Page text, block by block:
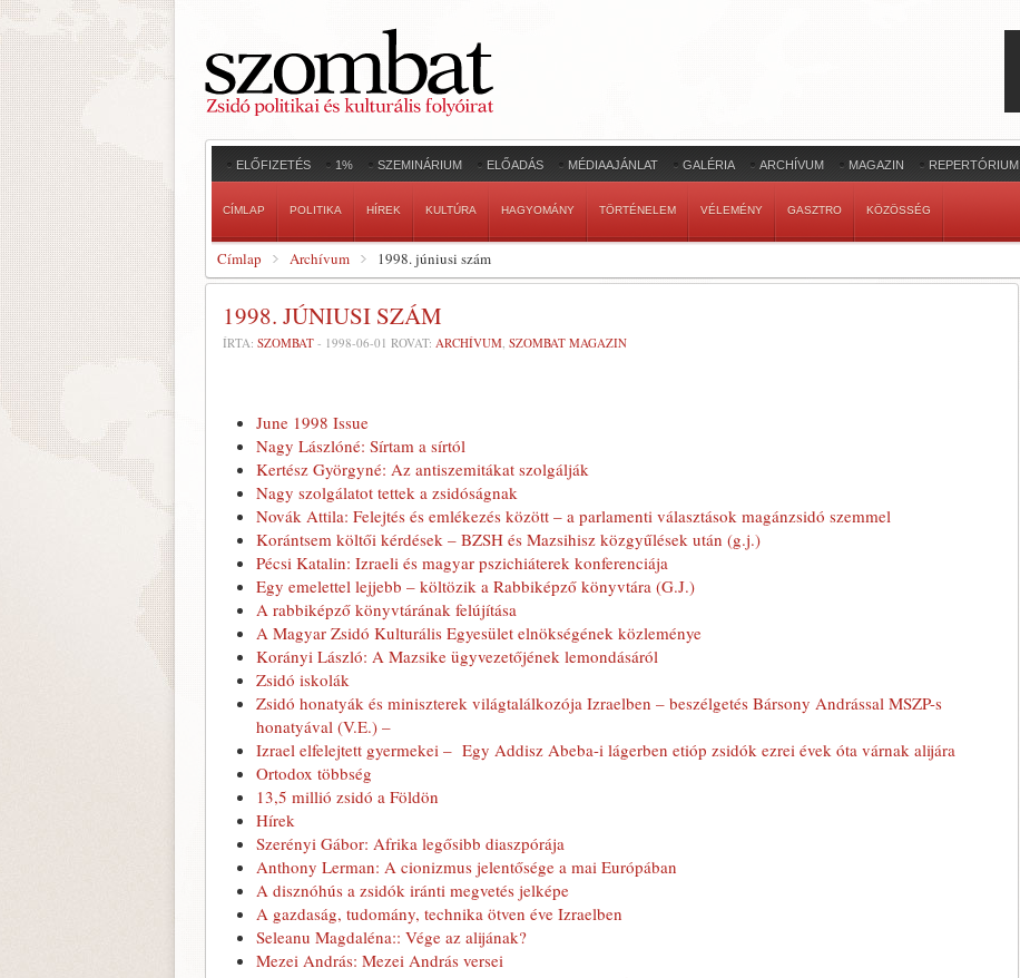
ELŐFIZETÉS 1% SZEMINÁRIUM ELŐADÁS MÉDIAAJÁNLAT GALÉRIA ARCHÍVUM MAGAZIN REPERTÓRIUM
CÍMLAP POLITIKA HÍREK KULTÚRA HAGYOMÁNY TÖRTÉNELEM VÉLEMÉNY GASZTRO KÖZÖSSÉG
Címlap Archívum 1998. júniusi szám
1998. JÚNIUSI SZÁM
ÍRTA: SZOMBAT - 1998-06-01 ROVAT: ARCHÍVUM, SZOMBAT MAGAZIN
June 1998 Issue
Nagy Lászlóné: Sírtam a sírtól
Kertész Györgyné: Az antiszemitákat szolgálják
Nagy szolgálatot tettek a zsidóságnak
Novák Attila: Felejtés és emlékezés között – a parlamenti választások magánzsidó szemmel
Korántsem költői kérdések – BZSH és Mazsihisz közgyűlések után (g.j.)
Pécsi Katalin: Izraeli és magyar pszichiáterek konferenciája
Egy emelettel lejjebb – költözik a Rabbiképző könyvtára (G.J.)
A rabbiképző könyvtárának felújítása
A Magyar Zsidó Kulturális Egyesület elnökségének közleménye
Korányi László: A Mazsike ügyvezetőjének lemondásáról
Zsidó iskolák
Zsidó honatyák és miniszterek világtalálkozója Izraelben – beszélgetés Bársony Andrással MSZP-s
honatyával (V.E.) –
Izrael elfelejtett gyermekei – Egy Addisz Abeba-i lágerben etióp zsidók ezrei évek óta várnak alijára
Ortodox többség
13,5 millió zsidó a Földön
Hírek
Szerényi Gábor: Afrika legősibb diaszpórája
Anthony Lerman: A cionizmus jelentősége a mai Európában
A disznóhús a zsidók iránti megvetés jelképe
A gazdaság, tudomány, technika ötven éve Izraelben
Seleanu Magdaléna:: Vége az alijának?
Mezei András: Mezei András versei